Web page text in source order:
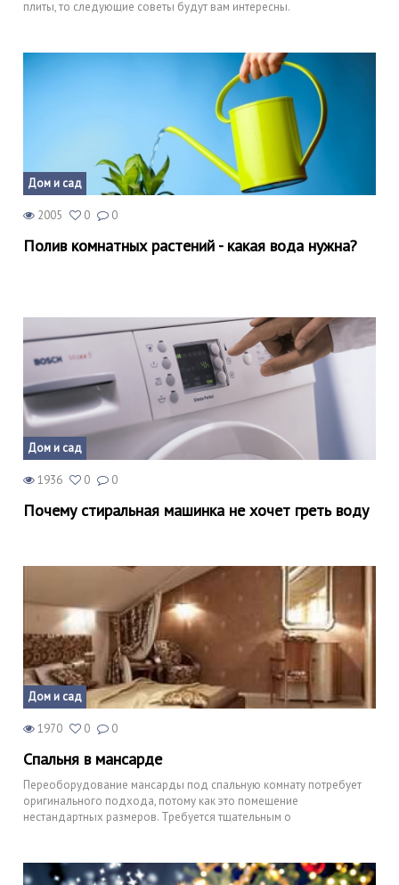
плиты, то следующие советы будут вам интересны.
Дом и сад
2005 0 0
Полив комнатных растений - какая вода нужна?
Дом и сад
1936 0 0
Почему стиральная машинка не хочет греть воду
Дом и сад
1970 0 0
Спальня в мансарде
Переоборудование мансарды под спальную комнату потребует
оригинального подхода, потому как это помещение
нестандартных размеров. Требуется тщательным о